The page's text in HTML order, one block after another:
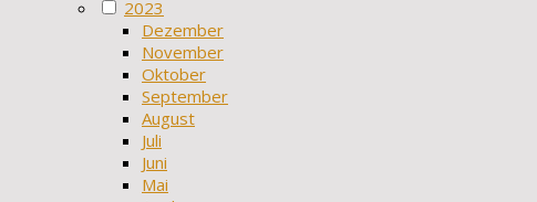
2023
Dezember
November
Oktober
September
August
Juli
Juni
Mai